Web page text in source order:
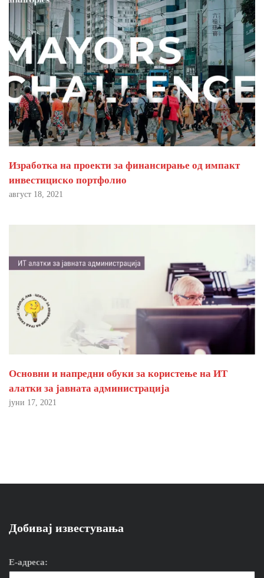
Изработка на проекти за финансирање од импакт
инвестициско портфолио
август 18, 2021
Основни и напредни обуки за користење на ИТ
алатки за јавната администрација
јуни 17, 2021
Добивај известувања
Е-адреса: